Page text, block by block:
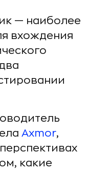
— наиболее
вхождения
Axmor,
какие